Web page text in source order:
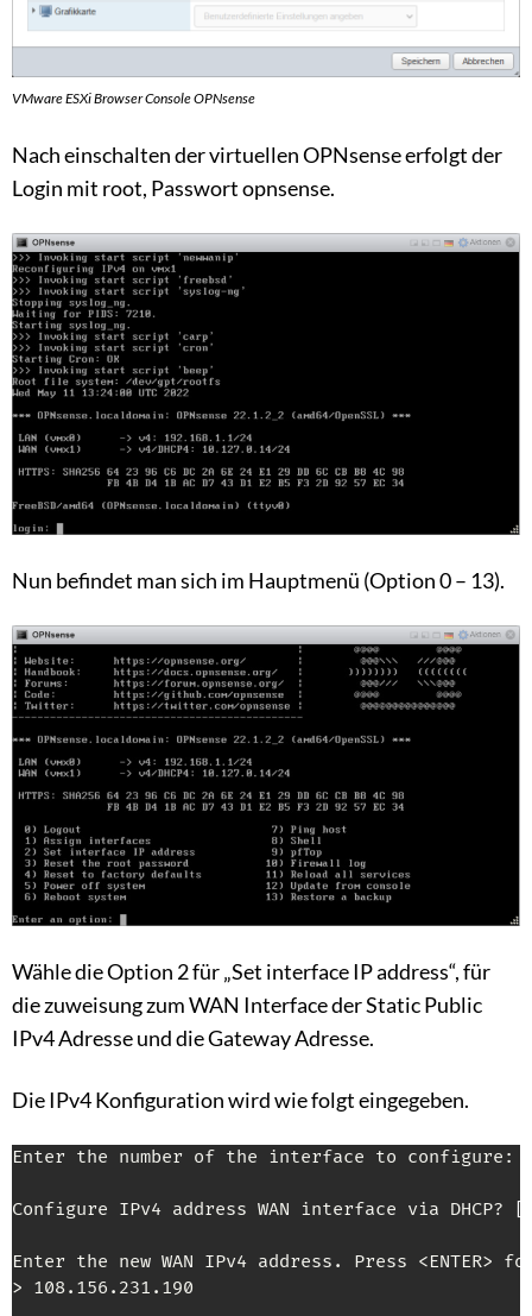
VMware ESXi Browser Console OPNsense
Nach einschalten der virtuellen OPNsense erfolgt der
Login mit root, Passwort opnsense.
Nun befindet man sich im Hauptmenü (Option 0 – 13).
Wähle die Option 2 für „Set interface IP address“, für
die zuweisung zum WAN Interface der Static Public
IPv4 Adresse und die Gateway Adresse.
Die IPv4 Konfiguration wird wie folgt eingegeben.
Enter the number of the interface to configure:
Configure IPv4 address WAN interface via DHCP?
Enter the new WAN IPv4 address. Press <ENTER>
> 108.156.231.190